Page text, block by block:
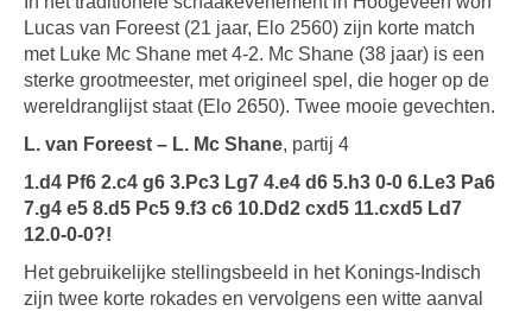
Lucas van Foreest (21 jaar, Elo 2560) zijn korte match
met Luke Mc Shane met 4-2. Mc Shane (38 jaar) is een
sterke grootmeester, met origineel spel, die hoger op de
wereldranglijst staat (Elo 2650). Twee mooie gevechten.
L. van Foreest – L. Mc Shane, partij 4
1.d4 Pf6 2.c4 g6 3.Pc3 Lg7 4.e4 d6 5.h3 0-0 6.Le3 Pa6
7.g4 e5 8.d5 Pc5 9.f3 c6 10.Dd2 cxd5 11.cxd5 Ld7
12.0-0-0?!
Het gebruikelijke stellingsbeeld in het Konings-Indisch
zijn twee korte rokades en vervolgens een witte aanval